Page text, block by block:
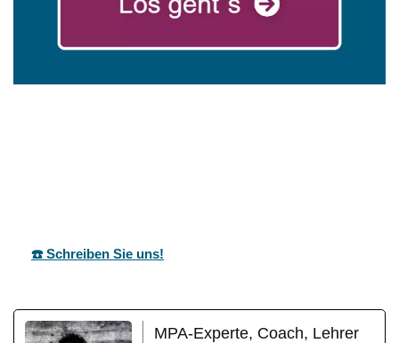
☎️ Schreiben Sie uns!
MPA-Experte, Coach, Lehrer